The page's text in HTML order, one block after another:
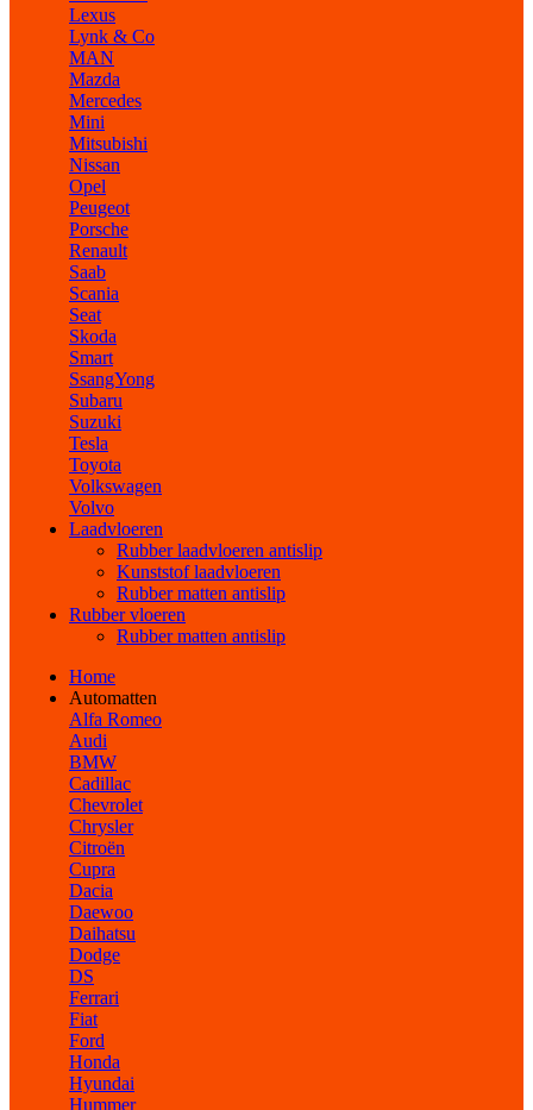
Lexus
Lynk & Co
MAN
Mazda
Mercedes
Mini
Mitsubishi
Nissan
Opel
Peugeot
Porsche
Renault
Saab
Scania
Seat
Skoda
Smart
SsangYong
Subaru
Suzuki
Tesla
Toyota
Volkswagen
Volvo
Laadvloeren
Rubber laadvloeren antislip
Kunststof laadvloeren
Rubber matten antislip
Rubber vloeren
Rubber matten antislip
Home
Automatten
Alfa Romeo
Audi
BMW
Cadillac
Chevrolet
Chrysler
Citroën
Cupra
Dacia
Daewoo
Daihatsu
Dodge
DS
Ferrari
Fiat
Ford
Honda
Hyundai
Hummer